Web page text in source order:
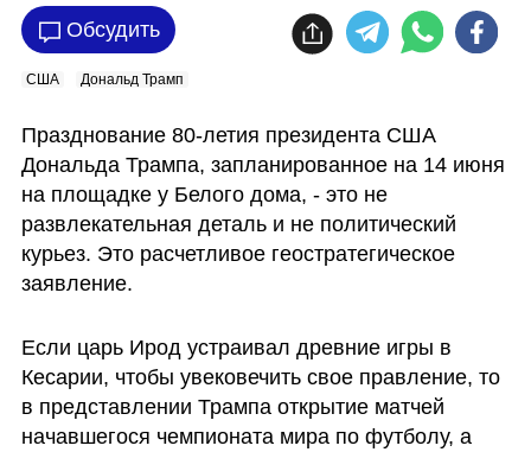
Обсудить
США Дональд Трамп
Празднование 80-летия президента США
Дональда Трампа, запланированное на 14 июня
на площадке у Белого дома, - это не
развлекательная деталь и не политический
курьез. Это расчетливое геостратегическое
заявление.
Если царь Ирод устраивал древние игры в
Кесарии, чтобы увековечить свое правление, то
в представлении Трампа открытие матчей
начавшегося чемпионата мира по футболу, а